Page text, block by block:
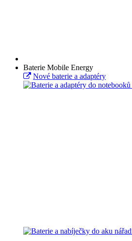
Baterie Mobile Energy
Nové baterie a adaptéry